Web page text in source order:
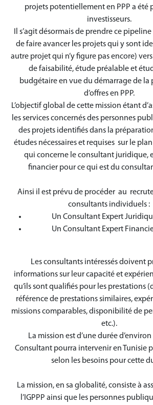
projets potentiellement en PPP a été
investisseurs.
Il s’agit désormais de prendre ce
de faire avancer les projets qui y sont
autre projet qui n’y figure pas encore)
de faisabilité, étude préalable et
budgétaire en vue du démarrage de la
d’offres en PPP.
L’objectif global de cette mission étant
les services concernés des personnes
des projets identifiés dans la
études nécessaires et requises sur le
qui concerne le consultant juridique,
financier pour ce qui est du
Ainsi il est prévu de procéder au
consultants individuels :
Un Consultant Expert
Un Consultant Expert
Les consultants intéressés doivent
informations sur leur capacité et
qu’ils sont qualifiés pour les prestations
référence de prestations similaires,
missions comparables, disponibilité de
etc.).
La mission est d’une durée
Consultant pourra intervenir en Tunisie
selon les besoins pour cette
La mission, en sa globalité, consiste à
l’IGPPP ainsi que les personnes